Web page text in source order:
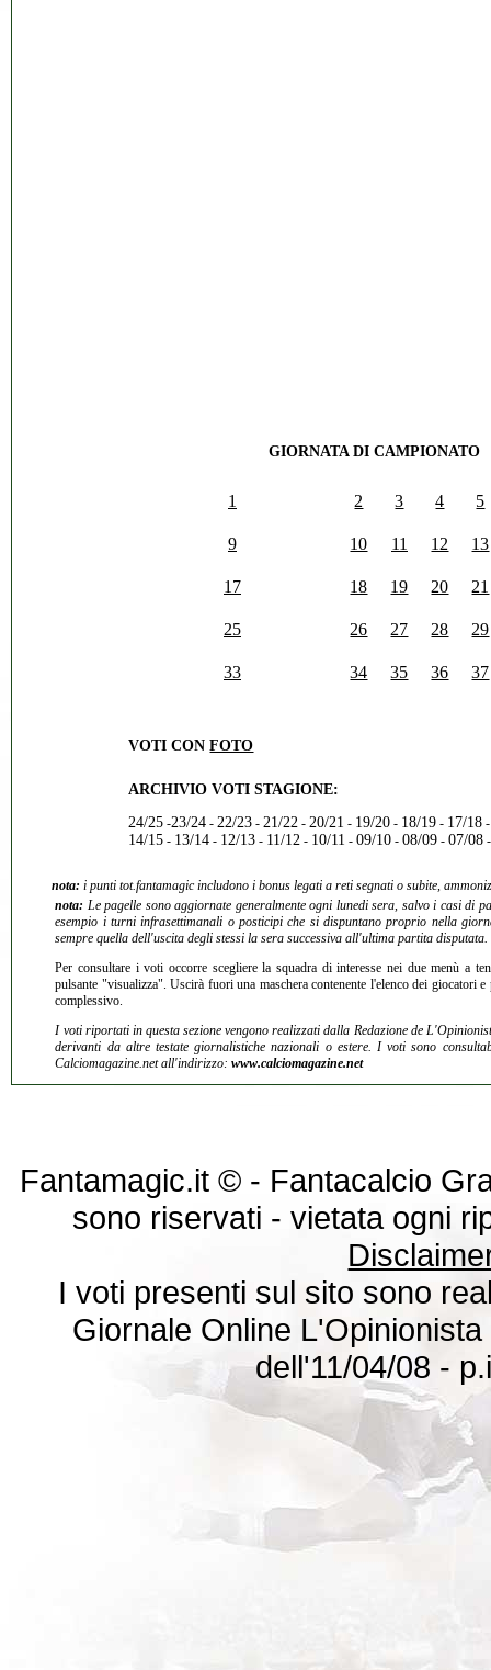
GIORNATA DI CAMPIONATO
1 2 3 4 5
9 10 11 12 13
17 18 19 20 21
25 26 27 28 29
33 34 35 36 37
VOTI CONFOTO
ARCHIVIO VOTI STAGIONE:
24/25 -23/24 -22/23 -21/22 -20/21 - 19/20 - 18/19 - 17/18
14/15 - 13/14 - 12/13 - 11/12 - 10/11 -09/10 -08/09 -07/08
nota: i punti tot.fantamagic includono i bonus legati a reti segnati o subite,
nota: Le pagelle sono aggiornate generalmente ogni lunedi sera, salvo i casi di
esempio i turni infrasettimanali o posticipi che si dispuntano proprio nella
sempre quella dell'uscita degli stessi la sera successiva all'ultima partita disputata.
Per consultare i voti occorre scegliere la squadra di interesse nei due menù a
pulsante "visualizza". Uscirà fuori una maschera contenente l'elenco dei giocatori
complessivo.
I voti riportati in questa sezione vengono realizzati dalla Redazione de
derivanti da altre testate giornalistiche nazionali o estere. I voti sono
Calciomagazine.net all'indirizzo:www.calciomagazine.net
Fantamagic.it © - Fantacalcio
sono riservati - vietata ogni
I voti presenti sul sito sono
Giornale Online
dell'11/04/08 -